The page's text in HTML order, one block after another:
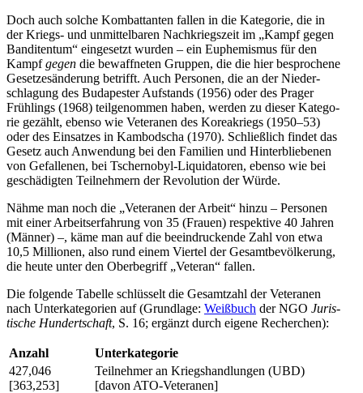
Doch auch solche Kom­bat­tan­ten fallen in die Kate­go­rie, die in
der Kriegs- und unmit­tel­ba­ren Nach­kriegs­zeit im „Kampf gegen
Ban­di­ten­tum“ ein­ge­setzt wurden – ein Euphe­mis­mus für den
Kampfgegen die bewaff­ne­ten Gruppen, die die hier bespro­chene
Geset­zes­än­de­rung betrifft. Auch Per­so­nen, die an der Nie­der­
schla­gung des Buda­pes­ter Auf­stands (1956) oder des Prager
Früh­lings (1968) teil­ge­nom­men haben, werden zu dieser Kate­go­
rie gezählt, ebenso wie Vete­ra­nen des Korea­kriegs (1950–53)
oder des Ein­sat­zes in Kam­bo­dscha (1970). Schließ­lich findet das
Gesetz auch Anwen­dung bei den Fami­lien und Hin­ter­blie­be­nen
von Gefal­le­nen, bei Tscher­no­byl-Liqui­da­to­ren, ebenso wie bei
geschä­dig­ten Teil­neh­mern der Revo­lu­tion der Würde.
Nähme man noch die „Vete­ra­nen der Arbeit“ hinzu – Per­so­nen
mit einer Arbeits­er­fah­rung von 35 (Frauen) respek­tive 40 Jahren
(Männer) –, käme man auf die beein­dru­ckende Zahl von etwa
10,5 Mil­lio­nen, also rund einem Viertel der Gesamt­be­völ­ke­rung,
die heute unter den Ober­be­griff „Veteran“ fallen.
Die fol­gende Tabelle schlüs­selt die Gesamt­zahl der Vete­ra­nen
nach Unter­ka­te­go­rien auf (Grund­lage: Weiß­buch der NGO Juris­
ti­sche Hun­dert­schaft, S. 16; ergänzt durch eigene Recherchen):
Anzahl
Unter­ka­te­go­rie
427,046
[363,253]
Teil­neh­mer an Kriegs­hand­lun­gen (UBD)
[davon ATO-Veteranen]